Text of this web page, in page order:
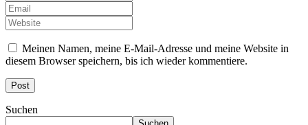
Meinen Namen, meine E-Mail-Adresse und meine Website in
diesem Browser speichern, bis ich wieder kommentiere.
Suchen